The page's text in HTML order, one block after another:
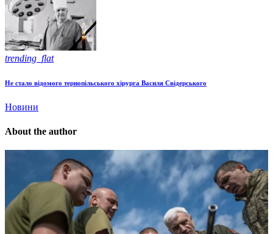
trending_flat
Не стало відомого тернопільського хірурга Василя Свідерського
Новини
About the author